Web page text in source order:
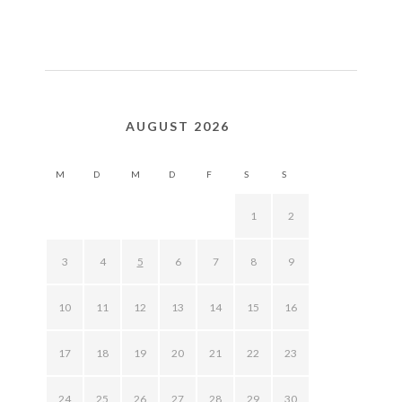
AUGUST 2026
M D M D F S S
1 2
3 4 5 6 7 8 9
10 11 12 13 14 15 16
17 18 19 20 21 22 23
24 25 26 27 28 29 30